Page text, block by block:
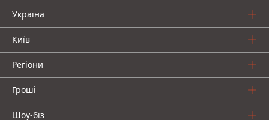
Україна
Київ
Регіони
Гроші
Шоу-біз